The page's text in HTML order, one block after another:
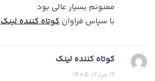
ممنونم بسیار عالی بود
با سپاس فراوان کوتاه کننده لینک
کوتاه کننده لینک
19 مرداد 1405